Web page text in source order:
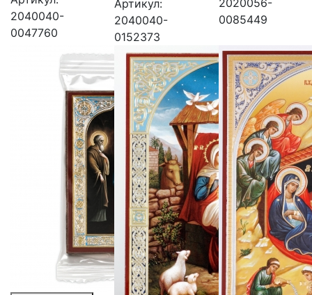
2040040-
0047760
Артикул:
2040040-
0152373
2020056-
0085449